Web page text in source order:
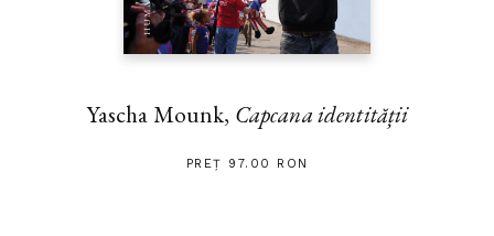
Yascha Mounk, Capcana identității
PREȚ 97.00 RON